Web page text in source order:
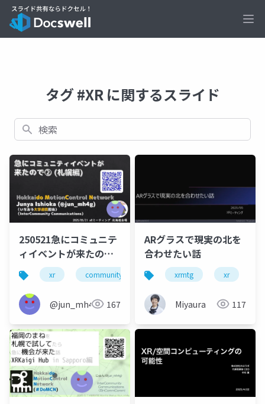
タグ #XR に関するスライド
検索
250521急にコミュニテ
ィイベントが来たので
②
xr community domcn incommcomm
@jun_mh4g 167
ARグラスで現実の北を
合わせたい話
xrmtg xr
Miyaura 117